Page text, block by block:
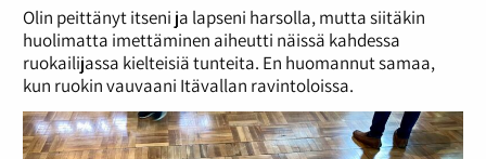
Olin peittänyt itseni ja lapseni harsolla, mutta siitäkin
huolimatta imettäminen aiheutti näissä kahdessa
ruokailijassa kielteisiä tunteita. En huomannut samaa,
kun ruokin vauvaani Itävallan ravintoloissa.